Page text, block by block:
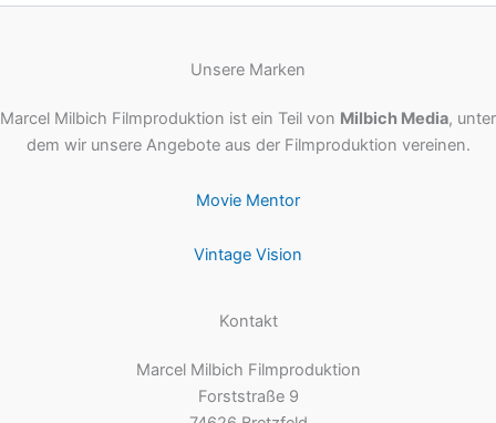
Unsere Marken
Marcel Milbich Filmproduktion ist ein Teil von Milbich Media, unter
dem wir unsere Angebote aus der Filmproduktion vereinen.
Movie Mentor
Vintage Vision
Kontakt
Marcel Milbich Filmproduktion
Forststraße 9